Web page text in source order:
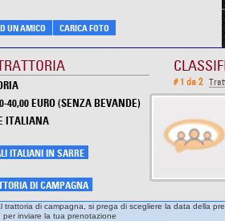
UN AMICO CARICA FOTO
40,00 EURO (SENZA BEVANDE)
ITALIANA
ITALIANI IN SARRE
DI CAMPAGNA
# 1 da 2
trattoria di campagna, si prega di scegliere la data della
inviare la tua prenotazione